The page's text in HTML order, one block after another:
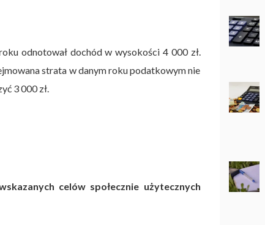
odnotował dochód w wysokości 4 000 zł.
strata w danym roku podatkowym nie
3 000 zł.
celów społecznie użytecznych